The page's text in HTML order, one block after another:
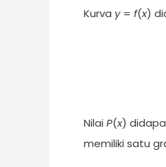
Kurva y= f(x)
Nilai P(x)
memiliki satu